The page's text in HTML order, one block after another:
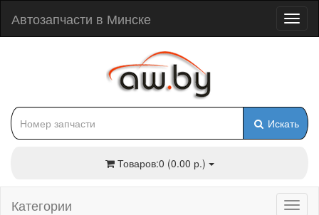
Автозапчасти в Минске
Искать
Товаров:0 (0.00 р.)
Категории